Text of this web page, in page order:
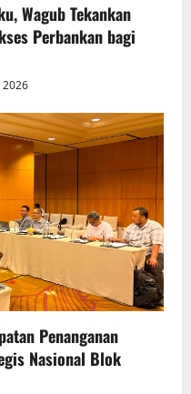
Wagub Tekankan
Perbankan bagi
2026
Penanganan
Nasional Blok